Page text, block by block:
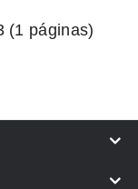
(1 páginas)